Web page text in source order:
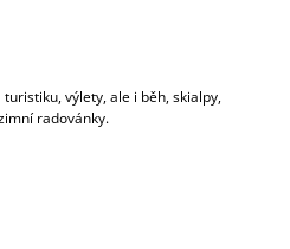
výlety, ale i běh, skialpy,
radovánky.